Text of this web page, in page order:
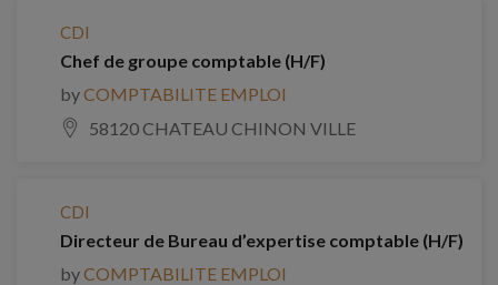
CDI
Chef de groupe comptable (H/F)
byCOMPTABILITE EMPLOI
58120 CHATEAU CHINON VILLE
CDI
Directeur de Bureau d’expertise comptable (H/F)
byCOMPTABILITE EMPLOI